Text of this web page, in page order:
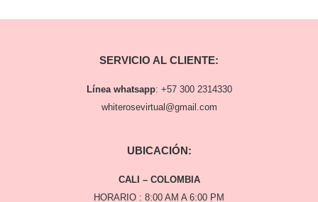
SERVICIO AL CLIENTE:
Línea whatsapp: +57 300 2314330
whiterosevirtual@gmail.com
UBICACIÓN:
CALI – COLOMBIA
HORARIO : 8:00 AM A 6:00 PM